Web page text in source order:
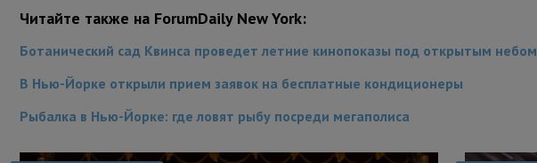
Читайте также на ForumDaily New York:
Ботанический сад Квинса проведет летние кинопоказы под открытым небом
В Нью-Йорке открыли прием заявок на бесплатные кондиционеры
Рыбалка в Нью-Йорке: где ловят рыбу посреди мегаполиса